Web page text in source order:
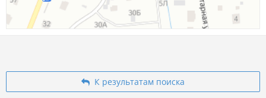
К результатам поиска